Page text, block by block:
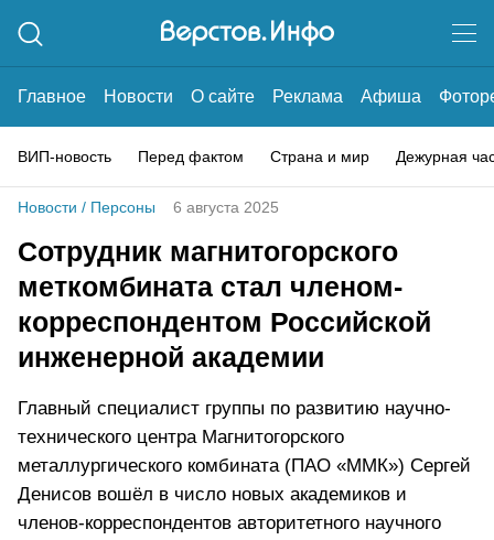
Главное Новости О сайте Реклама Афиша
ВИП-новость Перед фактом Страна и мир Дежурная
Новости / Персоны 6 августа 2025
Сотрудник магнитогорского
меткомбината стал членом-
корреспондентом Российской
инженерной академии
Главный специалист группы по развитию научно-
технического центра Магнитогорского
металлургического комбината (ПАО «ММК») Сергей
Денисов вошёл в число новых академиков и
членов-корреспондентов авторитетного научного